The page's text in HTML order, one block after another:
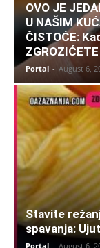
OVO JE
U NAŠIM
ČISTOĆE:
ZGROZIĆETE
Portal - August 6,
Stavite
spavanja:
Portal - August 6,